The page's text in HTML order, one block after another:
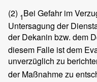
(2) 1Bei Gefahr im
Untersagung der
der Dekanin bzw. dem
diesem Falle ist dem
unverzüglich zu
der Maßnahme zu